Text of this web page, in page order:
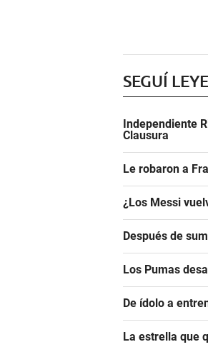
SEGUÍ
Independiente
Clausura
Le robaron a
¿Los Messi
Después de
Los Pumas
De ídolo a
La estrella que